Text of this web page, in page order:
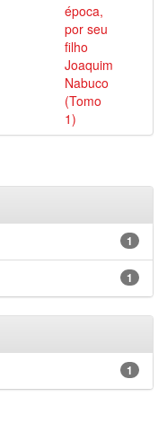
época,
por seu
filho
Joaquim
Nabuco
(Tomo
1)
1
1
1